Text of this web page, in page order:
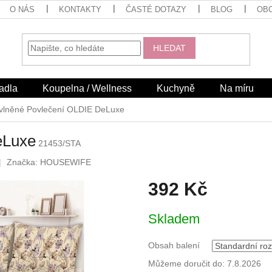
O NÁS KONTAKTY ČASTÉ DOTAZY BLOG
HLEDAT
Koupelna / Wellness Kuchyně Na míru
Povlečení OLDIE DeLuxe
21453/STA
Značka: HOUSEWIFE
392 Kč
cena:
Skladem
Obsah balení
Můžeme doručit do: 7.8.2026